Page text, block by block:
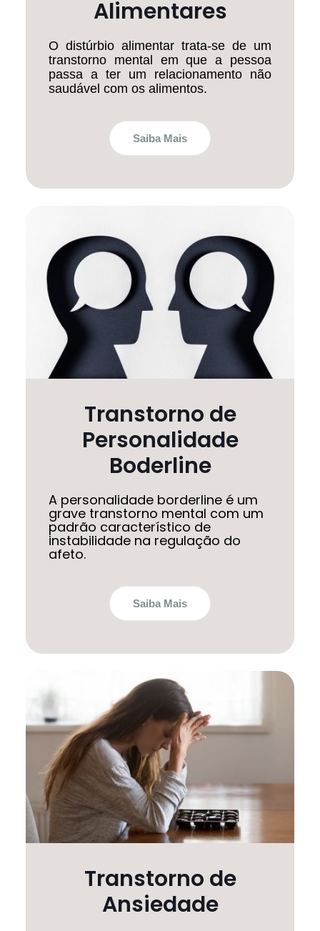
Alimentares
O distúrbio alimentar trata-se de um
transtorno mental em que a pessoa
passa a ter um relacionamento não
saudável com os alimentos.
Saiba Mais
Transtorno de
Personalidade
Boderline
A personalidade borderline é um
grave transtorno mental com um
padrão característico de
instabilidade na regulação do
afeto.
Saiba Mais
Transtorno de
Ansiedade